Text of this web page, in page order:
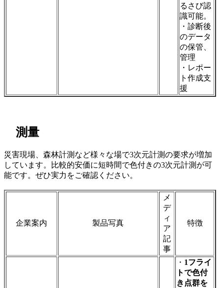
るさび認
識可能。
・診断後
のデータ
の保管、
管理
・レポー
ト作成支
援
測量
災害現場、森林計測など様々な場で3次元計測の要求が増加
しています。比較的安価に短時間で色付きの3次元計測が可
能です。ぜひ実力をご確認ください。
企業案内 製品写真
メ
デ
ィ
ア
記
事
特徴
・ 1フライ
トで色付
き点群を